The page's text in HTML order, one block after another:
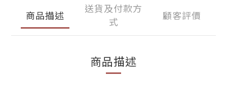
商品描述
送貨及付款方
式
顧客評價
商品描述